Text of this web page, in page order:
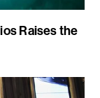
Raises the